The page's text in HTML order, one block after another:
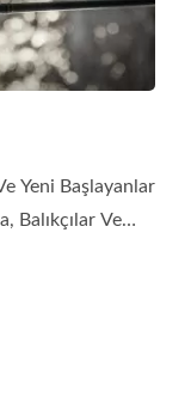
Yeni Başlayanlar
Balıkçılar Ve